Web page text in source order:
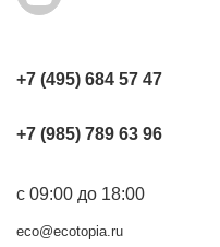
+7 (495) 684 57 47
+7 (985) 789 63 96
с 09:00 до 18:00
eco@ecotopia.ru